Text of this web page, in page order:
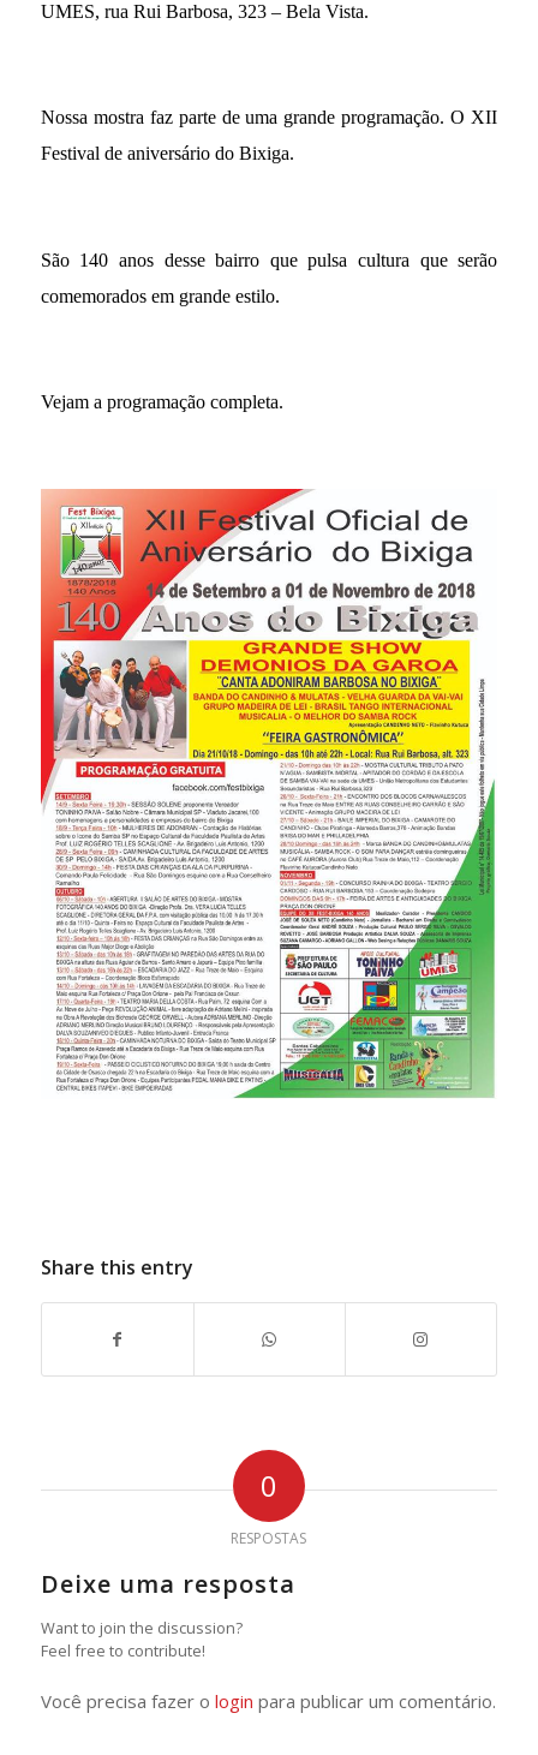
UMES, rua Rui Barbosa, 323 – Bela Vista.
Nossa mostra faz parte de uma grande programação. O XII
Festival de aniversário do Bixiga.
São 140 anos desse bairro que pulsa cultura que serão
comemorados em grande estilo.
Vejam a programação completa.
Share this entry
0
RESPOSTAS
Deixe uma resposta
Want to join the discussion?
Feel free to contribute!
Você precisa fazer o login para publicar um comentário.